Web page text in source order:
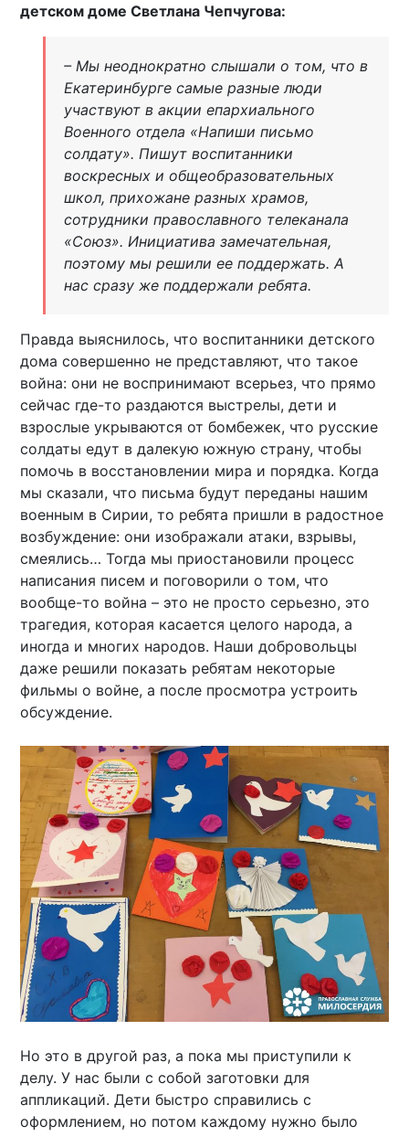
детском доме Светлана Чепчугова:
– Мы неоднократно слышали о том, что в
Екатеринбурге самые разные люди
участвуют в акции епархиального
Военного отдела «Напиши письмо
солдату». Пишут воспитанники
воскресных и общеобразовательных
школ, прихожане разных храмов,
сотрудники православного телеканала
«Союз». Инициатива замечательная,
поэтому мы решили ее поддержать. А
нас сразу же поддержали ребята.
Правда выяснилось, что воспитанники детского
дома совершенно не представляют, что такое
война: они не воспринимают всерьез, что прямо
сейчас где-то раздаются выстрелы, дети и
взрослые укрываются от бомбежек, что русские
солдаты едут в далекую южную страну, чтобы
помочь в восстановлении мира и порядка. Когда
мы сказали, что письма будут переданы нашим
военным в Сирии, то ребята пришли в радостное
возбуждение: они изображали атаки, взрывы,
смеялись… Тогда мы приостановили процесс
написания писем и поговорили о том, что
вообще-то война – это не просто серьезно, это
трагедия, которая касается целого народа, а
иногда и многих народов. Наши добровольцы
даже решили показать ребятам некоторые
фильмы о войне, а после просмотра устроить
обсуждение.
Но это в другой раз, а пока мы приступили к
делу. У нас были с собой заготовки для
аппликаций. Дети быстро справились с
оформлением, но потом каждому нужно было